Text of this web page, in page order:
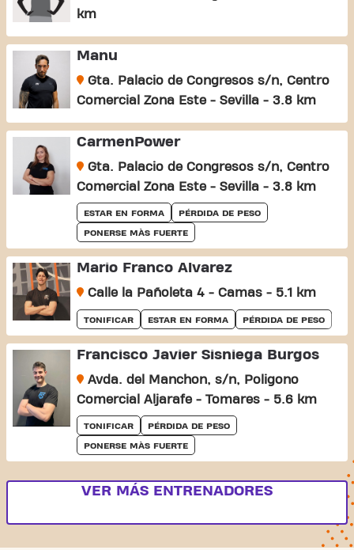
km
Manu
Gta. Palacio de Congresos s/n, Centro
Comercial Zona Este - Sevilla - 3.8 km
CarmenPower
Gta. Palacio de Congresos s/n, Centro
Comercial Zona Este - Sevilla - 3.8 km
ESTAR EN FORMA PÉRDIDA DE PESO
PONERSE MÀS FUERTE
Mario Franco Álvarez
Calle la Pañoleta 4 - Camas - 5.1 km
TONIFICAR ESTAR EN FORMA PÉRDIDA DE PESO
Francisco Javier Sisniega Burgos
Avda. del Manchon, s/n, Poligono
Comercial Aljarafe - Tomares - 5.6 km
TONIFICAR PÉRDIDA DE PESO
PONERSE MÀS FUERTE
VER MÁS ENTRENADORES